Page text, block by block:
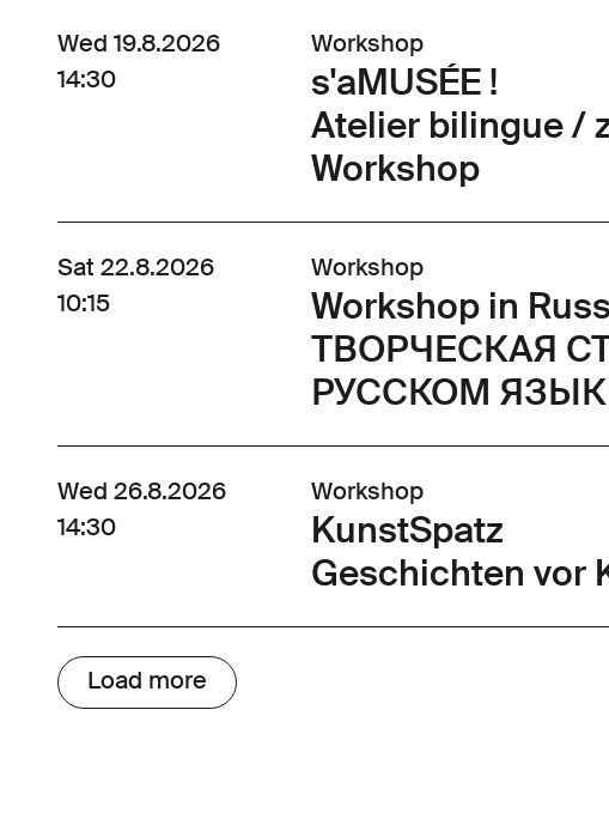
Wed 19.8.2026
14:30
Workshop
s'aMUSÉE !
Atelier bilingue /
Workshop
Sat 22.8.2026
10:15
Workshop
Workshop in
ТВОРЧЕСКАЯ
РУССКОМ
Wed 26.8.2026
14:30
Workshop
KunstSpatz
Geschichten vor
Load more